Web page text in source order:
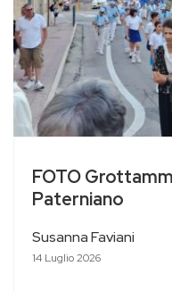
FOTO
Paterniano
Susanna Faviani
14 Luglio 2026